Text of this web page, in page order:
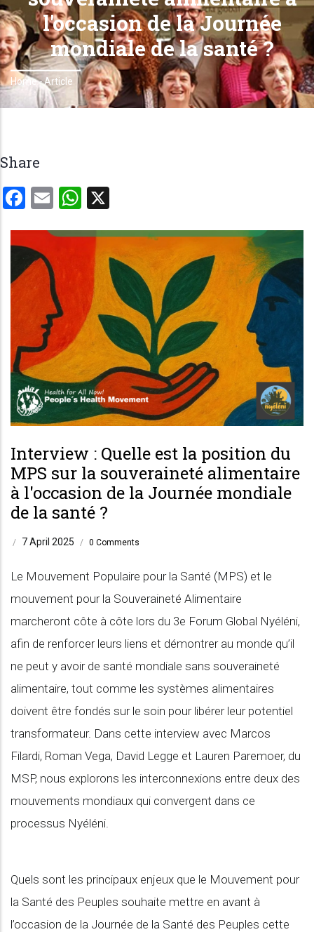
l'occasion de la Journée
mondiale de la santé ?
Breadcrumb
Home-Article
Share
Facebook
EmailWhatsApp
Interview : Quelle est la position du
MPS sur la souveraineté alimentaire
à l'occasion de la Journée mondiale
de la santé ?
/ 7 April 2025 / 0 Comments
Le Mouvement Populaire pour la Santé (MPS) et le
mouvement pour la Souveraineté Alimentaire
marcheront côte à côte lors du 3e Forum Global Nyéléni,
afin de renforcer leurs liens et démontrer au monde qu’il
ne peut y avoir de santé mondiale sans souveraineté
alimentaire, tout comme les systèmes alimentaires
doivent être fondés sur le soin pour libérer leur potentiel
transformateur. Dans cette interview avec Marcos
Filardi, Roman Vega, David Legge et Lauren Paremoer, du
MSP, nous explorons les interconnexions entre deux des
mouvements mondiaux qui convergent dans ce
processus Nyéléni.
Quels sont les principaux enjeux que le Mouvement pour
la Santé des Peuples souhaite mettre en avant à
l’occasion de la Journée de la Santé des Peuples cette